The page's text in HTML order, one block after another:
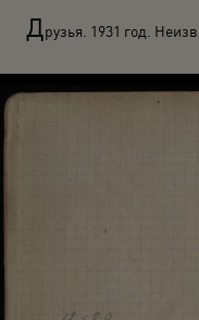
Друзья. 1931 год.